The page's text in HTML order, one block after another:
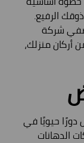
الرفيع.
شركة
منزلك،
دورًا حيويًا في
الدهانات